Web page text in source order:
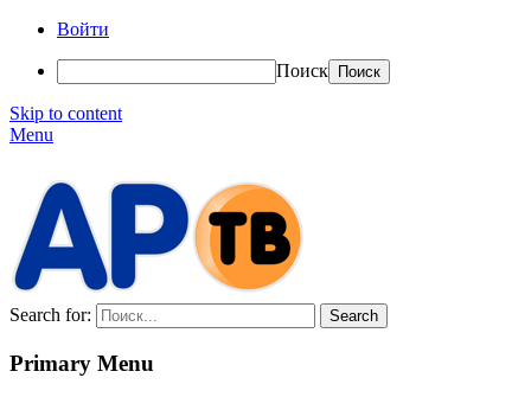
Войти
Поиск
Skip to content
Menu
Search for:
Primary Menu